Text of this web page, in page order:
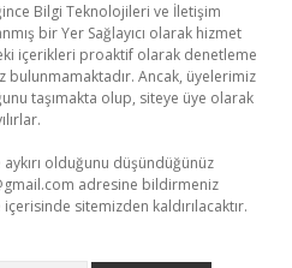
Bilgi Teknolojileri ve İletişim
bir Yer Sağlayıcı olarak hizmet
içerikleri proaktif olarak denetleme
bulunmamaktadır. Ancak, üyelerimiz
taşımakta olup, siteye üye olarak
olduğunu düşündüğünüz
adresine bildirmeniz
sitemizden kaldırılacaktır.